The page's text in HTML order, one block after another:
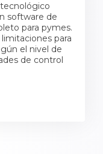
software de
para pymes.
para
el nivel de
de control